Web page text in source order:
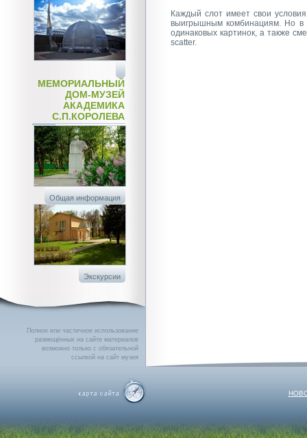
МЕМОРИАЛЬНЫЙ
ДОМ-МУЗЕЙ
АКАДЕМИКА
С.П.КОРОЛЕВА
Общая информация
Экскурсии
Полное или частичное использование
размещённых на сайте материалов
возможно только с обязательной
ссылкой на сайт музея
Каждый слот имеет свои
выигрышным комбинациям. Но в
одинаковых картинок, а также
scatter.